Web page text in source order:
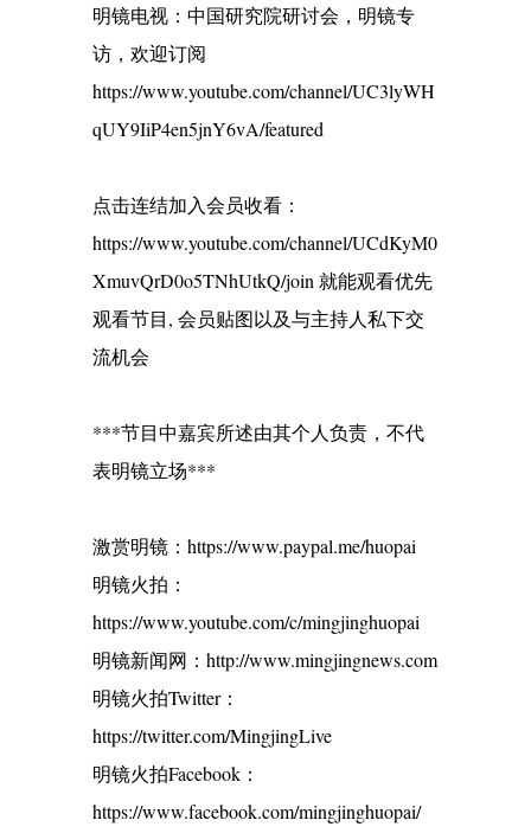
明镜电视：中国研究院研讨会，明镜专
访，欢迎订阅
https://www.youtube.com/channel/UC3lyWH
qUY9IiP4en5jnY6vA/featured
点击连结加入会员收看：
https://www.youtube.com/channel/UCdKyM0
XmuvQrD0o5TNhUtkQ/join 就能观看优先
观看节目, 会员贴图以及与主持人私下交
流机会
***节目中嘉宾所述由其个人负责，不代
表明镜立场***
激赏明镜：https://www.paypal.me/huopai
明镜火拍：
https://www.youtube.com/c/mingjinghuopai
明镜新闻网：http://www.mingjingnews.com
明镜火拍Twitter：
https://twitter.com/MingjingLive
明镜火拍Facebook：
https://www.facebook.com/mingjinghuopai/